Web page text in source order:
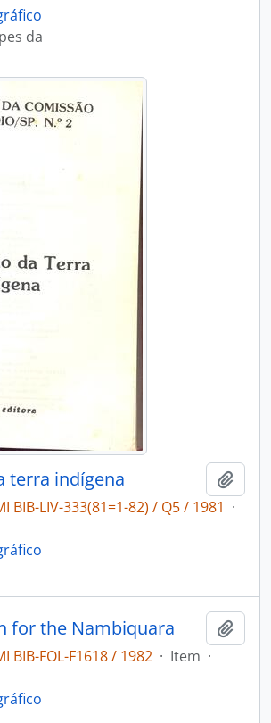
da
terra indígena
BIB-LIV-333(81=1-82) / Q5 / 1981 ·
for the Nambiquara
BIB-FOL-F1618 / 1982 · Item ·